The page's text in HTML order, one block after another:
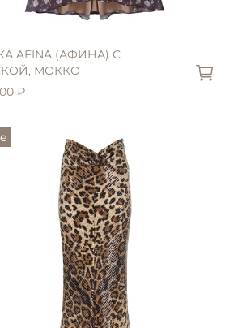
AFINA (АФИНА) С
МОККО
₽